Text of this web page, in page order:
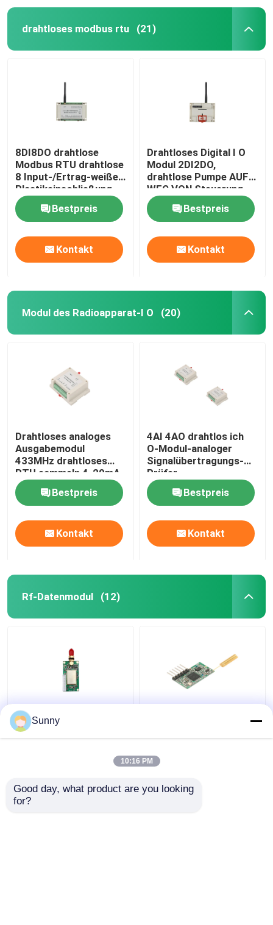
drahtloses modbus rtu (21)
8DI8DO drahtlose
Modbus RTU drahtlose
8 Input-/Ertrag-weiße
Plastikeinschließung
des Pumpen-Steuer
Bestpreis
Kontakt
Drahtloses Digital I O
Modul 2DI2DO,
drahtlose Pumpe AUF
WEG VON Steuerung
2km
Bestpreis
Kontakt
Modul des Radioapparat-I O (20)
Drahtloses analoges
Ausgabemodul
433MHz drahtloses
RTU sammeln 4-20mA,
0-5V, Signal 0-10V
Bestpreis
Kontakt
4AI 4AO drahtlos ich
O-Modul-analoger
Signalübertragungs-
Prüfer
Bestpreis
Kontakt
Rf-Datenmodul (12)
des Rf-433MHz
drahtlose
Daten-Modul-100mW
100mW Rf-Daten-
Modul TTLs
Sunny
10:16 PM
Good day, what product are you looking
for?